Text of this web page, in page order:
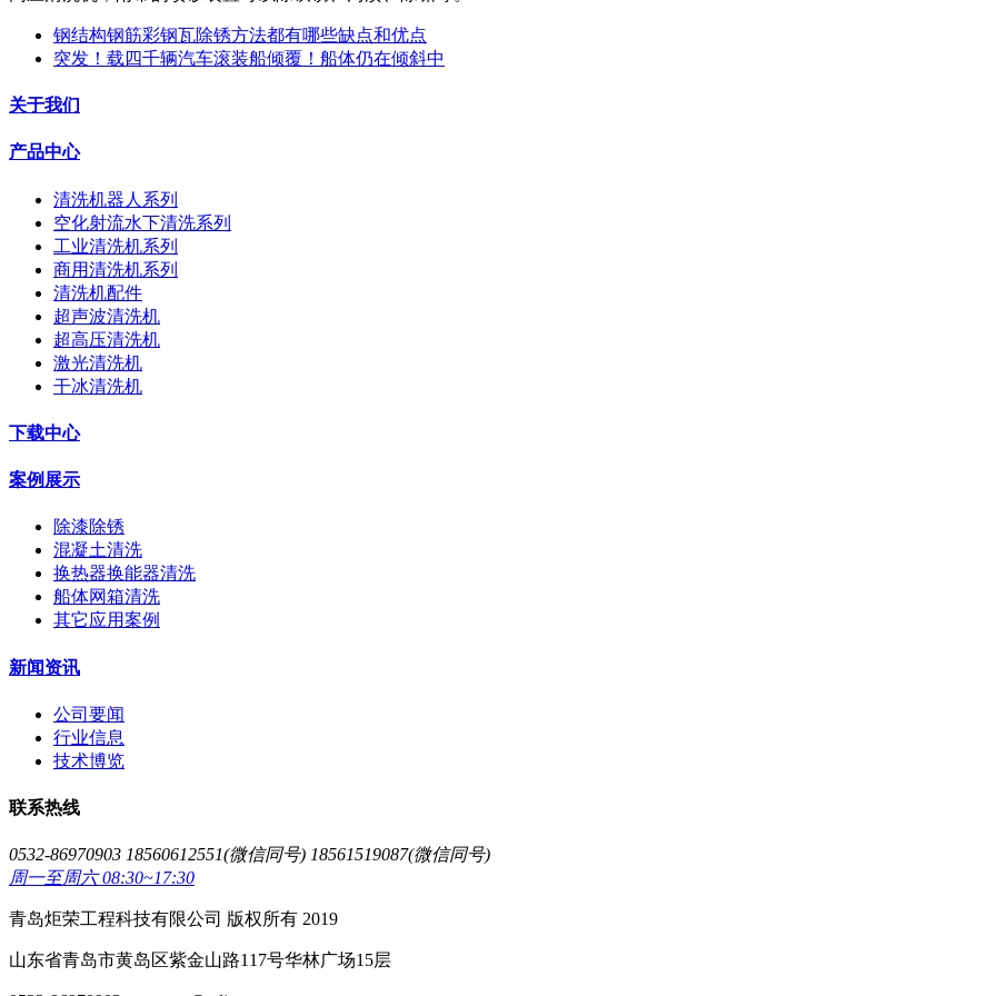
钢结构钢筋彩钢瓦除锈方法都有哪些缺点和优点
突发！载四千辆汽车滚装船倾覆！船体仍在倾斜中
关于我们
产品中心
清洗机器人系列
空化射流水下清洗系列
工业清洗机系列
商用清洗机系列
清洗机配件
超声波清洗机
超高压清洗机
激光清洗机
干冰清洗机
下载中心
案例展示
除漆除锈
混凝土清洗
换热器换能器清洗
船体网箱清洗
其它应用案例
新闻资讯
公司要闻
行业信息
技术博览
联系热线
0532-86970903 18560612551(微信同号) 18561519087(微信同号)
周一至周六 08:30~17:30
青岛炬荣工程科技有限公司 版权所有 2019
山东省青岛市黄岛区紫金山路117号华林广场15层